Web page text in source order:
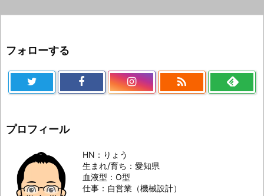
フォローする

プロフィール
HN：りょう
生まれ/育ち：愛知県
血液型：O型
仕事：自営業（機械設計）